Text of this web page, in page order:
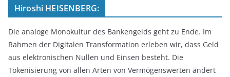
Hiroshi HEISENBERG:
Die analoge Monokultur des Bankengelds geht zu Ende. Im
Rahmen der Digitalen Transformation erleben wir, dass Geld
aus elektronischen Nullen und Einsen besteht. Die
Tokenisierung von allen Arten von Vermögenswerten ändert